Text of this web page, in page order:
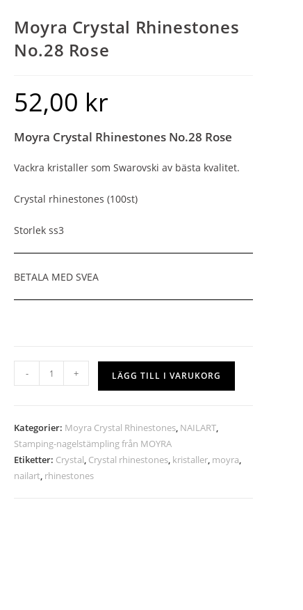
Moyra Crystal Rhinestones
No.28 Rose
52,00 kr
Moyra Crystal Rhinestones No.28 Rose
Vackra kristaller som Swarovski av bästa kvalitet.
Crystal rhinestones (100st)
Storlek ss3
BETALA MED SVEA
- + LÄGG TILL I VARUKORG
Kategorier: Moyra Crystal Rhinestones, NAILART,
Stamping-nagelstämpling från MOYRA
Etiketter: Crystal, Crystal rhinestones, kristaller, moyra,
nailart, rhinestones